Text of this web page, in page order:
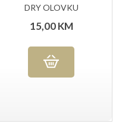
DRY OLOVKU
(RAZNE BOJE)
15,00KM